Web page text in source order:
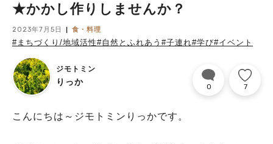
★かかし作りしませんか？
2023年7月5日 食・料理
#まちづくり/地域活性#自然とふれあう #子連れ#学び#イベント
ジモトミン
りっか 0 7
こんにちは～ジモトミンりっかです。